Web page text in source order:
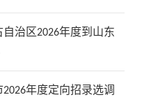
自治区2026年度到山东
2026年度定向招录选调